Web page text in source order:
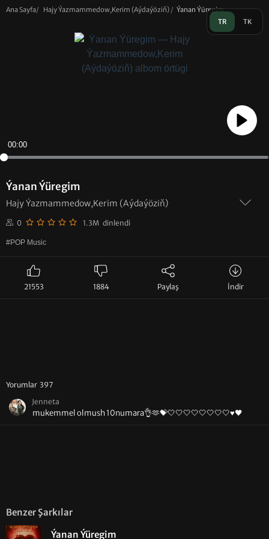
TR TK
Ana Sayfa/ Hajy Ýazmammedow,Kerim (Aýdaýöziň) / Ýanan Ýüregim
Ýanan Ýüregim
Hajy Ýazmammedow,Kerim (Aýdaýöziň)
0 1.3M dinlendi
#POP Music
21553 1884 Paylaş İndir
Yorumlar 397
Jenneta
mukemmel olmush 10numara👌🫶💝🤍🤍🤍🤍🤍🤍🤍🤍♥️🖤
Benzer Şarkılar
Ýanan Ýüregim
Play
00:00